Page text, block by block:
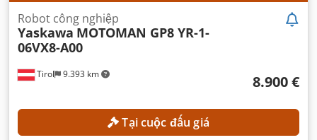
Tirol 9.393 km
Robot công nghiệp
Yaskawa MOTOMAN GP8 YR-1-
06VX8-A00
8.900 €
Tại cuộc đấu giá